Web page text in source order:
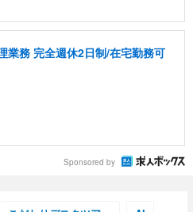
業務 完全週休2日制/在宅勤務可
Sponsored by